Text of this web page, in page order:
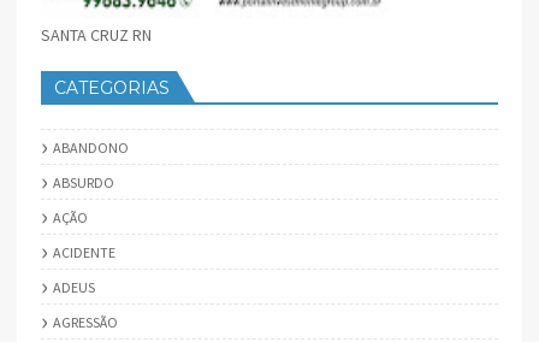
SANTA CRUZ RN
CATEGORIAS
ABANDONO
ABSURDO
AÇÃO
ACIDENTE
ADEUS
AGRESSÃO